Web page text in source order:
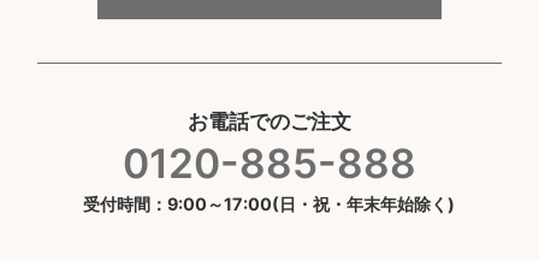
お電話でのご注文
0120-885-888
受付時間：9:00～17:00(日・祝・年末年始除く)